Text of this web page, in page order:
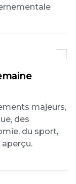
majeurs,
des
du sport,
aperçu.